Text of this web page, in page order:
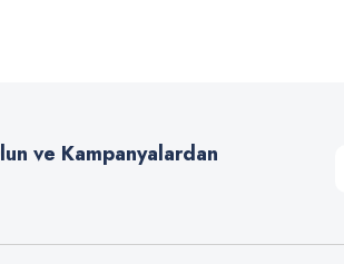
ve Kampanyalardan